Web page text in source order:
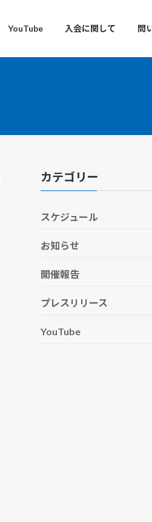
YouTube 入会に関して 問
カテゴリー
スケジュール
お知らせ
開催報告
プレスリリース
YouTube